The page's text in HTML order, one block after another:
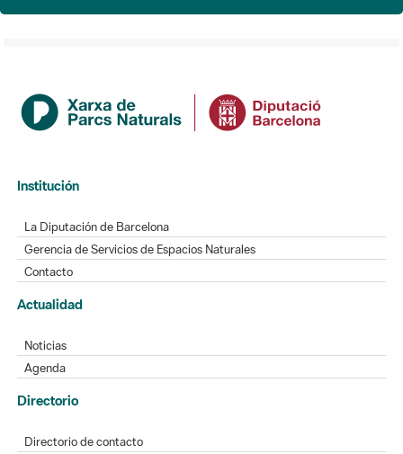
Institución
La Diputación de Barcelona
Gerencia de Servicios de Espacios Naturales
Contacto
Actualidad
Noticias
Agenda
Directorio
Directorio de contacto